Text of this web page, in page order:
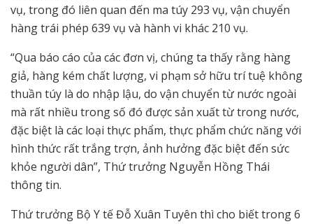
vụ, trong đó liên quan đến ma túy 293 vụ, vận chuyển
hàng trái phép 639 vụ và hành vi khác 210 vụ.
“Qua báo cáo của các đơn vị, chúng ta thấy rằng hàng
giả, hàng kém chất lượng, vi phạm sở hữu trí tuệ không
thuần túy là do nhập lậu, do vận chuyển từ nước ngoài
mà rất nhiều trong số đó được sản xuất từ trong nước,
đặc biệt là các loại thực phẩm, thực phẩm chức năng với
hình thức rất trắng trợn, ảnh hưởng đặc biệt đến sức
khỏe người dân”, Thứ trưởng Nguyễn Hồng Thái
thông tin.
Thứ trưởng Bộ Y tế Đỗ Xuân Tuyên thì cho biết trong 6